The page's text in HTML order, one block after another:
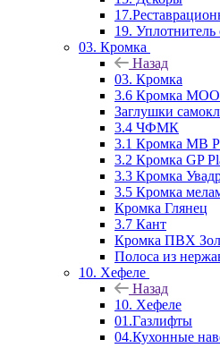
19.
03. Кромка
Назад
03. Кромка
3.6 Кромка
Заглушки
3.4 ЧФМК
3.1 Кромка MB
3.2 Кромка GP
3.3 Кромка
3.5 Кромка
Кромка Глянец
3.7 Кант
Кромка ПВХ
Полоса из
10. Хефеле
Назад
10. Хефеле
01.Газлифты
04.Кухонные